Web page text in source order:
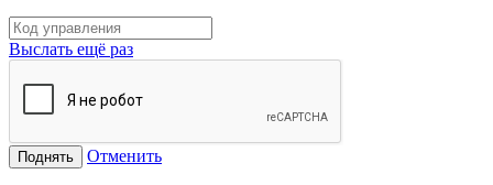
Выслать ещё раз
Поднять Отменить